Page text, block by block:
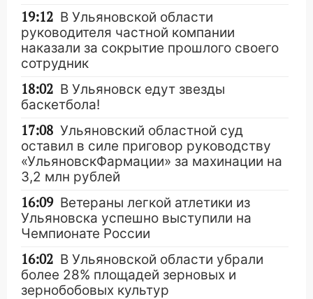
19:12 В Ульяновской области
руководителя частной компании
наказали за сокрытие прошлого своего
сотрудник
18:02 В Ульяновск едут звезды
баскетбола!
17:08 Ульяновский областной суд
оставил в силе приговор руководству
«УльяновскФармации» за махинации на
3,2 млн рублей
16:09 Ветераны легкой атлетики из
Ульяновска успешно выступили на
Чемпионате России
16:02 В Ульяновской области убрали
более 28% площадей зерновых и
зернобобовых культур